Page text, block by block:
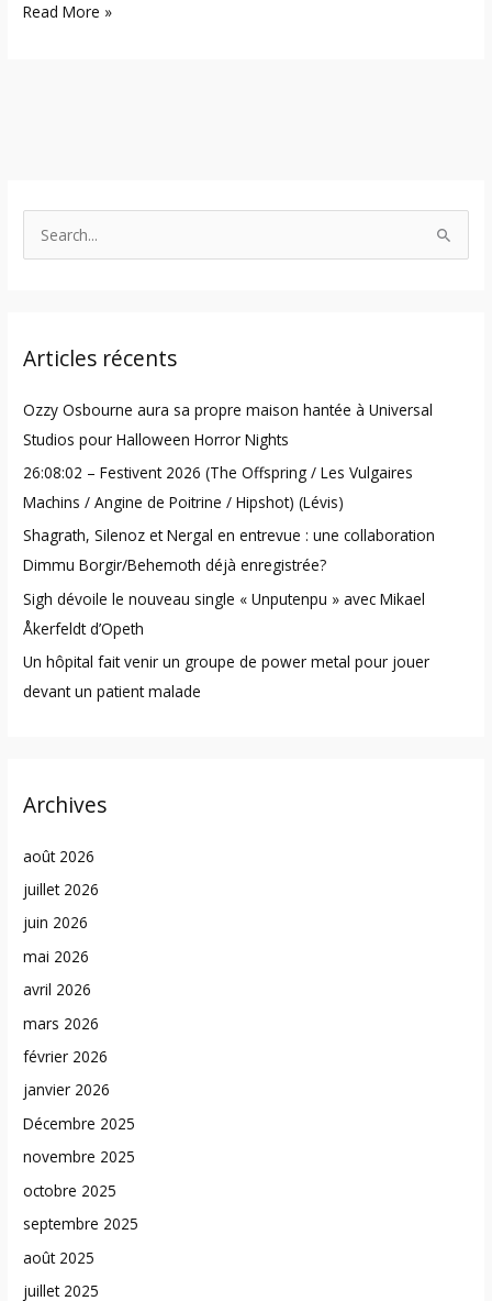
Read More »
c
f
o
r
:
Articles récents
Ozzy Osbourne aura sa propre maison hantée à Universal
Studios pour Halloween Horror Nights
26:08:02 – Festivent 2026 (The Offspring / Les Vulgaires
Machins / Angine de Poitrine / Hipshot) (Lévis)
Shagrath, Silenoz et Nergal en entrevue : une collaboration
Dimmu Borgir/Behemoth déjà enregistrée?
Sigh dévoile le nouveau single « Unputenpu » avec Mikael
Åkerfeldt d’Opeth
Un hôpital fait venir un groupe de power metal pour jouer
devant un patient malade
Archives
août 2026
juillet 2026
juin 2026
mai 2026
avril 2026
mars 2026
février 2026
janvier 2026
Décembre 2025
novembre 2025
octobre 2025
septembre 2025
août 2025
juillet 2025